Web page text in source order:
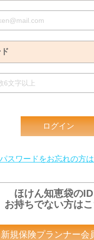
パスワードをお忘れの方
ほけん知恵袋の
お持ちでない方は
新規保険プランナー会